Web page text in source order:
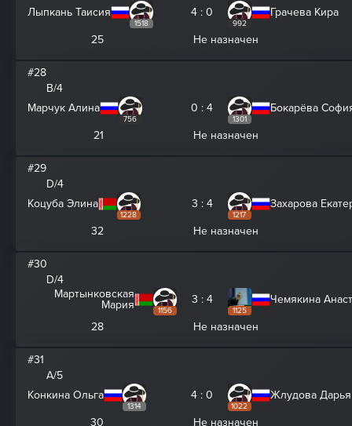
Лыпкань Таисия
1518
4 : 0
992
Грачева Кира
25 Не назначен
#28
B/4
Марчук Алина
756
0 : 4
1301
Бокарёва
21 Не назначен
#29
D/4
Коцуба Элина
1228
3 : 4
1217
Захарова
32 Не назначен
#30
D/4
Мартынковская
Мария
1156
3 : 4
1125
Чемякина
28 Не назначен
#31
A/5
Конкина Ольга
1314
4 : 0
1022
Жлудова Дарья
30 Не назначен